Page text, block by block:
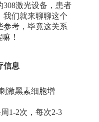
激光设备，患者
我们就来聊聊这个
参考，毕竟这关系
！
信息
激黑素细胞增
1-2次，每次2-3